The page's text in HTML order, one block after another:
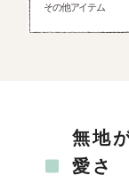
その他アイテム
無地
愛さ